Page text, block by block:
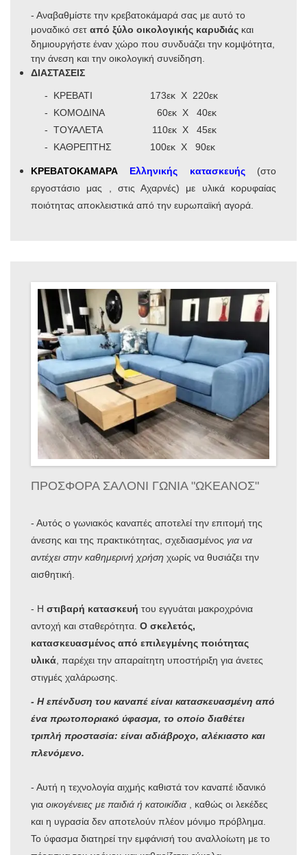
- Αναβαθμίστε την κρεβατοκάμαρά σας με αυτό το
μοναδικό σετ από ξύλο οικολογικής καρυδιάς και
δημιουργήστε έναν χώρο που συνδυάζει την κομψότητα,
την άνεση και την οικολογική συνείδηση.
ΔΙΑΣΤΑΣΕΙΣ
- ΚΡΕΒΑΤΙ 173εκ Χ 220εκ
- ΚΟΜΟΔΙΝΑ 60εκ Χ 40εκ
- ΤΟΥΑΛΕΤΑ 110εκ Χ 45εκ
- ΚΑΘΡΕΠΤΗΣ 100εκ Χ 90εκ
ΚΡΕΒΑΤΟΚΑΜΑΡΑ Ελληνικής κατασκευής(στο
εργοστάσιο μας , στις Αχαρνές) με υλικά κορυφαίας
ποιότητας αποκλειστικά από την ευρωπαϊκή αγορά.
ΠΡΟΣΦΟΡΑ ΣΑΛΟΝΙ ΓΩΝΙΑ "ΩΚΕΑΝΟΣ"
- Αυτός ο γωνιακός καναπές αποτελεί την επιτομή της
άνεσης και της πρακτικότητας, σχεδιασμένος για να
αντέχει στην καθημερινή χρήση χωρίς να θυσιάζει την
αισθητική.
- Η στιβαρή κατασκευή του εγγυάται μακροχρόνια
αντοχή και σταθερότητα. Ο σκελετός,
κατασκευασμένος από επιλεγμένης ποιότητας
υλικά , παρέχει την απαραίτητη υποστήριξη για άνετες
στιγμές χαλάρωσης.
- Η επένδυση του καναπέ είναι κατασκευασμένη από
ένα πρωτοποριακό ύφασμα, το οποίο διαθέτει
τριπλή προστασία: είναι αδιάβροχο, αλέκιαστο και
πλενόμενο.
- Αυτή η τεχνολογία αιχμής καθιστά τον καναπέ ιδανικό
για οικογένειες με παιδιά ή κατοικίδια
, καθώς οι λεκέδες
και η υγρασία δεν αποτελούν πλέον μόνιμο πρόβλημα.
Το ύφασμα διατηρεί την εμφάνισή του αναλλοίωτη με το